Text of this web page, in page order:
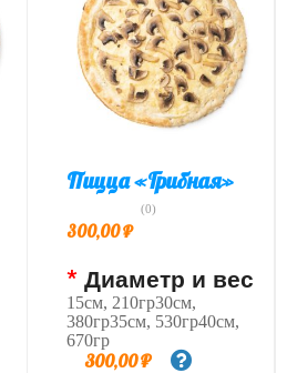
Пицца «Грибная»
(0)
300,00₽
* Диаметр и вес
15см, 210гр30см,
380гр35см, 530гр40см,
670гр
300,00₽